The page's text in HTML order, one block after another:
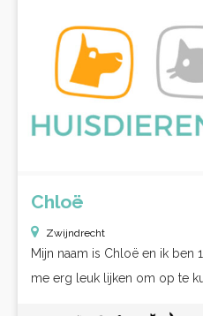
Chloë
Zwijndrecht
Mijn naam is Chloë en ik ben
me erg leuk lijken om op te